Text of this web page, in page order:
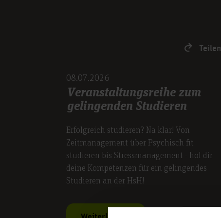
Teilen
08.07.2026
Veranstaltungsreihe zum
gelingenden Studieren
Erfolgreich studieren? Na klar! Von
Zeitmanagement über Psychisch fit
studieren bis Stressmanagement - hol dir
deine Kompetenzen für ein gelingendes
Studieren an der HsH!